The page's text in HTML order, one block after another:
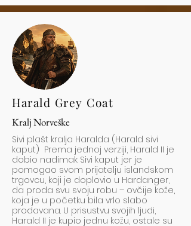
Harald Grey Coat
Kralj Norveške
Sivi plašt kralja Haralda (Harald sivi
kaput) Prema jednoj verziji, Harald II je
dobio nadimak Sivi kaput jer je
pomogao svom prijatelju islandskom
trgovcu, koji je doplovio u Hardanger,
da proda svu svoju robu – ovčije kože,
koja je u početku bila vrlo slabo
prodavana. U prisustvu svojih ljudi,
Harald II je kupio jednu kožu, ostale su